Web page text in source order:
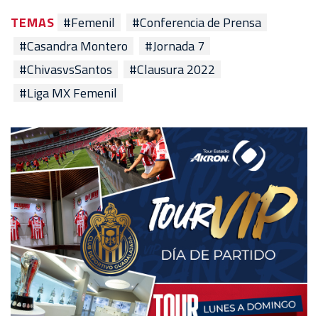
TEMAS #Femenil
#Conferencia de Prensa
#Casandra Montero
#Jornada 7
#ChivasvsSantos
#Clausura 2022
#Liga MX Femenil